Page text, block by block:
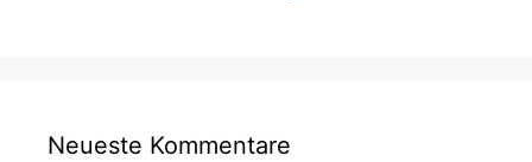
Neueste Kommentare